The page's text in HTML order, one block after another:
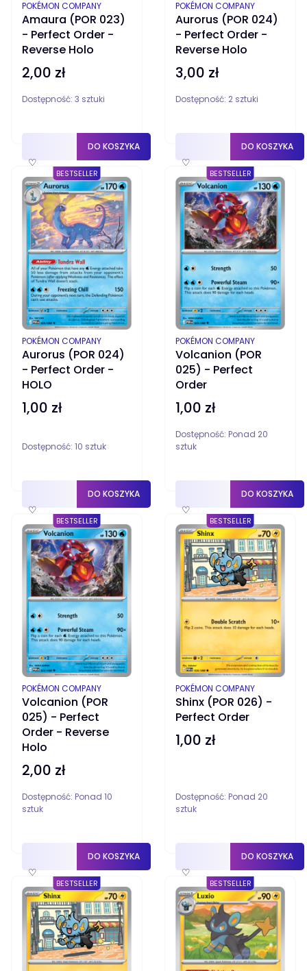
Amaura (POR 023)
- Perfect Order -
Reverse Holo
PRODUCENT
POKÉMON COMPANY
Cena
2,00 zł
Dostępność: 3 sztuki
♡
DO KOSZYKA
Aurorus (POR 024)
- Perfect Order -
Reverse Holo
PRODUCENT
POKÉMON COMPANY
Cena
3,00 zł
Dostępność: 2 sztuki
♡
DO KOSZYKA
BESTSELLER
Aurorus (POR 024)
- Perfect Order -
HOLO
PRODUCENT
POKÉMON COMPANY
Cena
1,00 zł
Dostępność: 10 sztuk
♡
DO KOSZYKA
BESTSELLER
Volcanion (POR
025) - Perfect
Order
PRODUCENT
POKÉMON COMPANY
Cena
1,00 zł
Dostępność: Ponad 20
sztuk
♡
DO KOSZYKA
BESTSELLER
Volcanion (POR
025) - Perfect
Order - Reverse
Holo
PRODUCENT
POKÉMON COMPANY
Cena
2,00 zł
Dostępność: Ponad 10
sztuk
♡
DO KOSZYKA
BESTSELLER
Shinx (POR 026) -
Perfect Order
PRODUCENT
POKÉMON COMPANY
Cena
1,00 zł
Dostępność: Ponad 20
sztuk
♡
DO KOSZYKA
BESTSELLER BESTSELLER